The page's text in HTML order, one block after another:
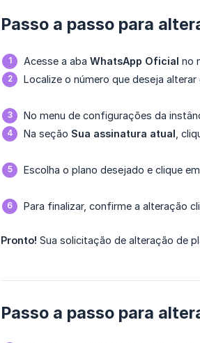
Passo a passo para
Acesse a aba WhatsApp Oficial no
Localize o número que deseja
No menu de configurações da
Na seção Sua assinatura atual ,
Escolha o plano desejado e clique em
Para finalizar, confirme a alteração
Pronto! Sua solicitação de alteração de
Passo a passo para